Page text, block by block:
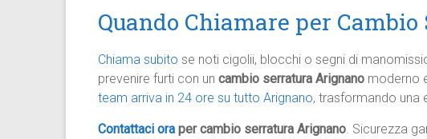
Quando Chiamare per
Chiama subito se noti cigolii, blocchi o segni di
prevenire furti con un cambio serratura Arignano moderno
team arriva in 24 ore su tutto Arignano, trasformando una
Contattaci ora per cambio serratura Arignano. Sicurezza